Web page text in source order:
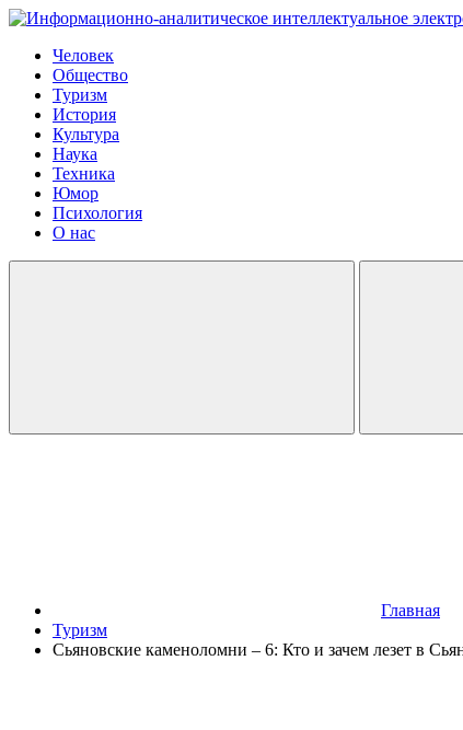
Человек
Общество
Туризм
История
Культура
Наука
Техника
Юмор
Психология
О нас
Главная
Туризм
Сьяновские каменоломни – 6: Кто и зачем лезет в